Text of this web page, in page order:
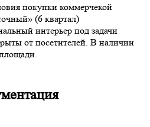
покупки коммерчекой
(6 квартал)
интерьер под задачи
от посетителей. В наличии